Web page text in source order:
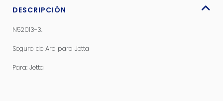
DESCRIPCIÓN
N52013-3.
Seguro de Aro para Jetta
Para: Jetta